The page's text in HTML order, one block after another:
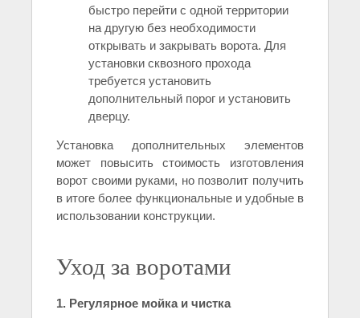
быстро перейти с одной территории
на другую без необходимости
открывать и закрывать ворота. Для
установки сквозного прохода
требуется установить
дополнительный порог и установить
дверцу.
Установка дополнительных элементов
может повысить стоимость изготовления
ворот своими руками, но позволит получить
в итоге более функциональные и удобные в
использовании конструкции.
Уход за воротами
1. Регулярное мойка и чистка